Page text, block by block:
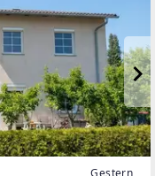
Gestern